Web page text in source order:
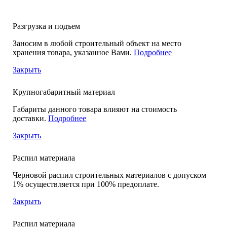
Разгрузка и подъем
Заносим в любой строительный объект на место
хранения товара, указанное Вами.Подробнее
Закрыть
Крупногабаритный материал
Габариты данного товара влияют на стоимость
доставки.Подробнее
Закрыть
Распил материала
Черновой распил строительных материалов с допуском
1% осуществляется при 100% предоплате.
Закрыть
Распил материала